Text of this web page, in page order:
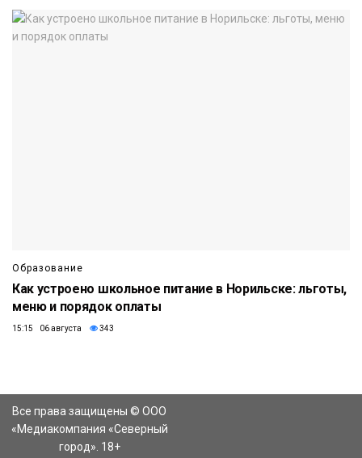
Образование
Как устроено школьное питание в Норильске: льготы,
меню и порядок оплаты
15:15 06 августа 343
Все права защищены © ООО
«Медиакомпания «Северный
город». 18+